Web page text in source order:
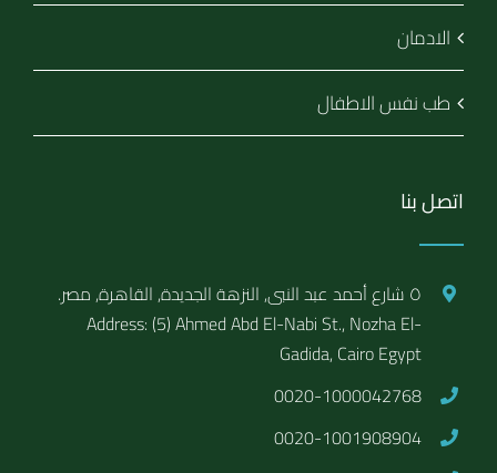
الادمان
طب نفس الاطفال
اتصل بنا
٥ شارع أحمد عبد النبى, النزهة الجديدة, القاهرة, مصر.
Address: (5) Ahmed Abd El-Nabi St., Nozha El-
Gadida, Cairo Egypt
0020-1000042768
0020-1001908904